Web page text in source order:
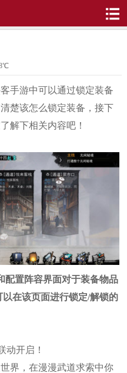
手游中可以通过锁定装备
楚该怎么锁定装备，接下
解下相关内容吧！
配置阵容界面对于装备物品
在该页面进行锁定/解锁的
动开启！
界，在漫漫武道求索中你